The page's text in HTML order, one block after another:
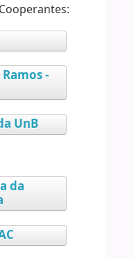
-
UnB
da